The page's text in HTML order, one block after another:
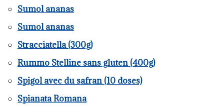
Sumol ananas
Sumol ananas
Stracciatella (300g)
Rummo Stelline sans gluten (400g)
Spigol avec du safran (10 doses)
Spianata Romana